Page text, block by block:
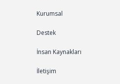
Kurumsal
Destek
İnsan Kaynakları
İletişim